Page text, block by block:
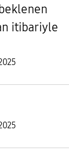
itibariyle